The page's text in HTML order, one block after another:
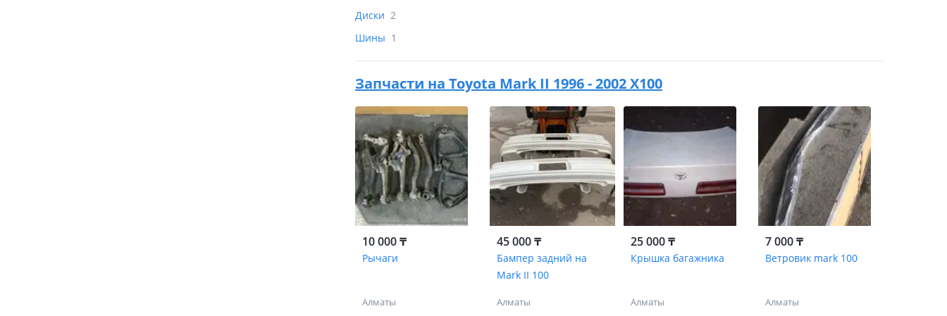
Диски 2
Шины 1
Запчасти на Toyota Mark II 1996 - 2002 X100
10 000 ₸
Рычаги
Алматы
45 000 ₸
Бампер задний на
Mark II 100
Алматы
25 000 ₸
Крышка багажника
Алматы
7 000 ₸
Ветровик mark 100
Алматы